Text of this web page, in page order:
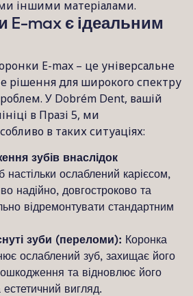
іншими матеріалами.
E-max є ідеальним
E-max – це універсальне
рішення для широкого спектру
У Dobrém Dent, вашій
в Празі 5, ми
в таких ситуаціях:
зубів внаслідок
настільки ослаблений карієсом,
надійно, довгостроково та
відремонтувати стандартним
зуби (переломи): Коронка
ослаблений зуб, захищає його
та відновлює його
вигляд.